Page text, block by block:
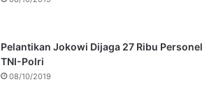
Pelantikan Jokowi Dijaga 27 Ribu Personel
TNI-Polri
08/10/2019